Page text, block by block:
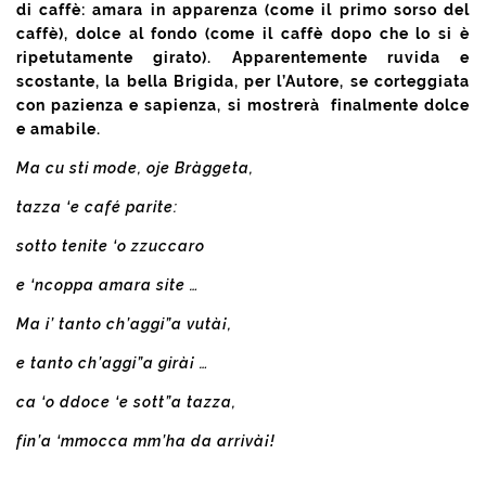
di caffè: amara in apparenza (come il primo sorso del
caffè), dolce al fondo (come il caffè dopo che lo si è
ripetutamente girato). Apparentemente ruvida e
scostante, la bella Brigida, per l’Autore, se corteggiata
con pazienza e sapienza, si mostrerà finalmente dolce
e amabile.
Ma cu sti mode, oje Brà­ggeta,
tazza ‘e café parite:
sotto tenite ‘o zzuccaro
e ‘ncoppa amara site …
Ma i’ tanto ch’aggi”a vutà¡,
e tanto ch’aggi”a girà¡ …
ca ‘o ddoce ‘e sott”a tazza,
fin’a ‘mmocca mm’ha da arrivà¡!